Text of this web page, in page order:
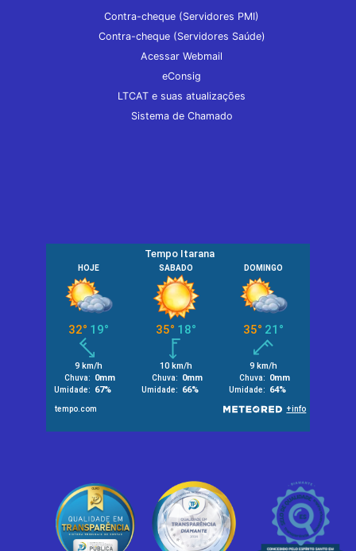
Contra-cheque (Servidores PMI)
Contra-cheque (Servidores Saúde)
Acessar Webmail
eConsig
LTCAT e suas atualizações
Sistema de Chamado